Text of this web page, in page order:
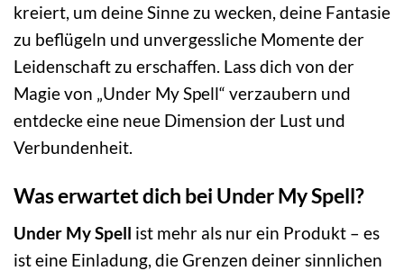
kreiert, um deine Sinne zu wecken, deine Fantasie
zu beflügeln und unvergessliche Momente der
Leidenschaft zu erschaffen. Lass dich von der
Magie von „Under My Spell“ verzaubern und
entdecke eine neue Dimension der Lust und
Verbundenheit.
Was erwartet dich bei Under My Spell?
Under My Spell ist mehr als nur ein Produkt – es
ist eine Einladung, die Grenzen deiner sinnlichen